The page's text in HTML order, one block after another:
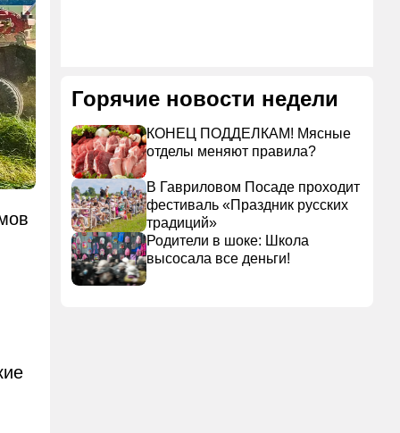
Горячие новости недели
КОНЕЦ ПОДДЕЛКАМ! Мясные
отделы меняют правила?
В Гавриловом Посаде проходит
фестиваль «Праздник русских
традиций»
Родители в шоке: Школа
высосала все деньги!